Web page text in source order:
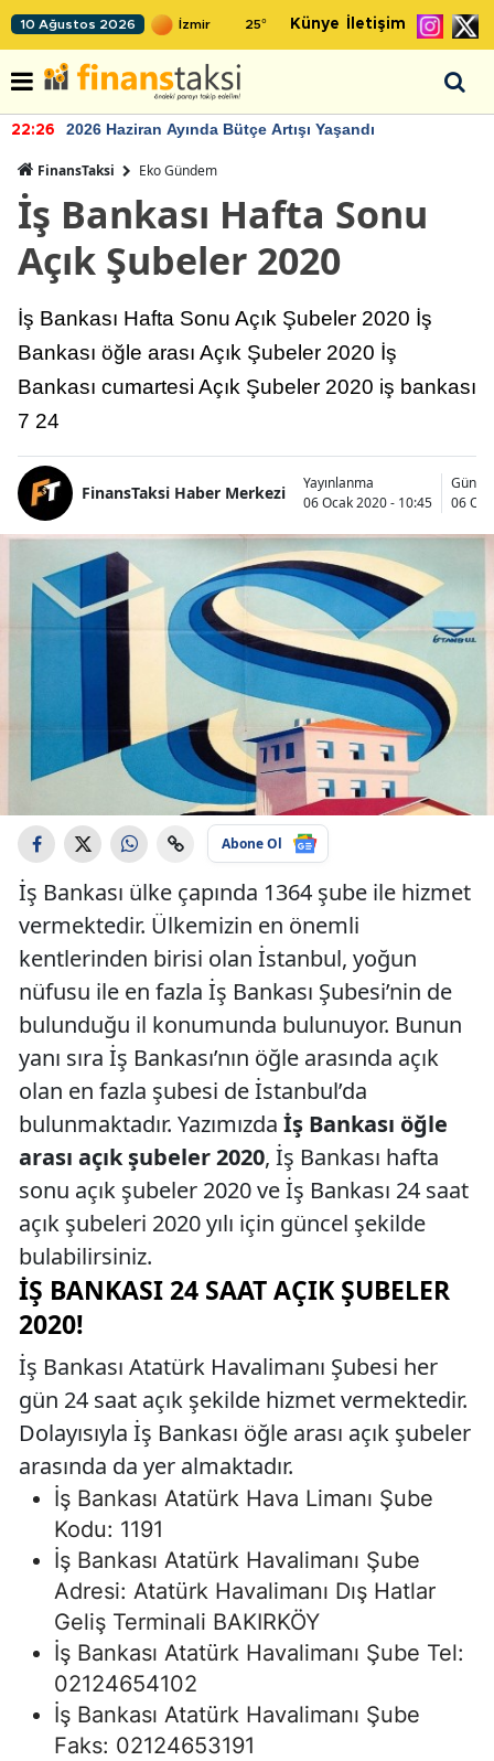
10 Ağustos 2026 25° Künye İletişim
22:26 2026 Haziran Ayında Bütçe Artışı Yaşandı
FinansTaksi Eko Gündem
İş Bankası Hafta Sonu
Açık Şubeler 2020
İş Bankası Hafta Sonu Açık Şubeler 2020 İş
Bankası öğle arası Açık Şubeler 2020 İş
Bankası cumartesi Açık Şubeler 2020 iş bankası
7 24
FinansTaksi Haber Merkezi
Yayınlanma
06 Ocak 2020 - 10:45
06
Abone Ol
İş Bankası ülke çapında 1364 şube ile hizmet
vermektedir. Ülkemizin en önemli
kentlerinden birisi olan İstanbul, yoğun
nüfusu ile en fazla İş Bankası Şubesi’nin de
bulunduğu il konumunda bulunuyor. Bunun
yanı sıra İş Bankası’nın öğle arasında açık
olan en fazla şubesi de İstanbul’da
bulunmaktadır. Yazımızda İş Bankası öğle
arası açık şubeler 2020, İş Bankası hafta
sonu açık şubeler 2020 ve İş Bankası 24 saat
açık şubeleri 2020 yılı için güncel şekilde
bulabilirsiniz.
İŞ BANKASI 24 SAAT AÇIK ŞUBELER
2020!
İş Bankası Atatürk Havalimanı Şubesi her
gün 24 saat açık şekilde hizmet vermektedir.
Dolayısıyla İş Bankası öğle arası açık şubeler
arasında da yer almaktadır.
İş Bankası Atatürk Hava Limanı Şube
Kodu: 1191
İş Bankası Atatürk Havalimanı Şube
Adresi: Atatürk Havalimanı Dış Hatlar
Geliş Terminali BAKIRKÖY
İş Bankası Atatürk Havalimanı Şube Tel:
02124654102
İş Bankası Atatürk Havalimanı Şube
Faks: 02124653191